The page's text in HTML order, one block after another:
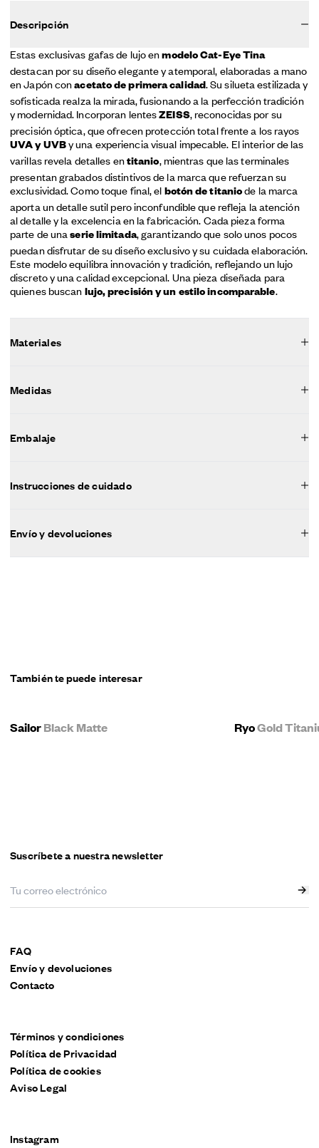
Descripción
Estas exclusivas gafas de lujo enmodelo Cat-Eye Tina
destacan por su diseño elegante y atemporal, elaboradas a mano
en Japón conacetato de primera calidad. Su silueta estilizada y
sofisticada realza la mirada, fusionando a la perfección tradición
y modernidad. Incorporan lentesZEISS, reconocidas por su
precisión óptica, que ofrecen protección total frente a los rayos
UVA y UVBy una experiencia visual impecable. El interior de las
varillas revela detalles entitanio, mientras que las terminales
presentan grabados distintivos de la marca que refuerzan su
exclusividad. Como toque final, el botón de titaniode la marca
aporta un detalle sutil pero inconfundible que refleja la atención
al detalle y la excelencia en la fabricación. Cada pieza forma
parte de unaserie limitada, garantizando que solo unos pocos
puedan disfrutar de su diseño exclusivo y su cuidada elaboración.
Este modelo equilibra innovación y tradición, reflejando un lujo
discreto y una calidad excepcional. Una pieza diseñada para
quienes buscan lujo, precisión y un estilo incomparable.
Materiales
Medidas
Embalaje
Instrucciones de cuidado
Envío y devoluciones
También te puede interesar
SailorBlack Matte RyoGold
Suscríbete a nuestra newsletter
FAQ
Envío y devoluciones
Contacto
Términos y condiciones
Política de Privacidad
Política de cookies
Aviso Legal
Instagram